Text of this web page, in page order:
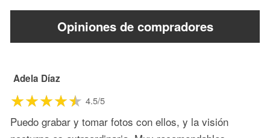
Opiniones de compradores
Adela Díaz
4.5/5
Puedo grabar y tomar fotos con ellos, y la visión